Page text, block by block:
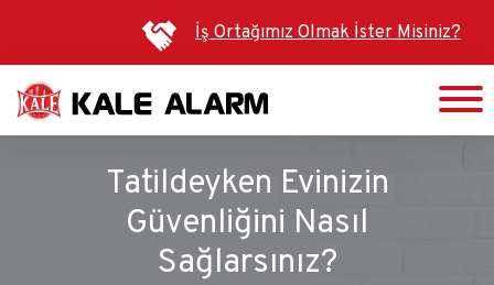
atla
İş Ortağımız Olmak İster Misiniz?
Tatildeyken Evinizin
Güvenliğini Nasıl
Sağlarsınız?